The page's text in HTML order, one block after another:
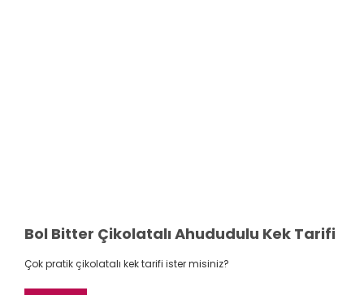
Bol Bitter Çikolatalı Ahududulu Kek Tarifi
Çok pratik çikolatalı kek tarifi ister misiniz?